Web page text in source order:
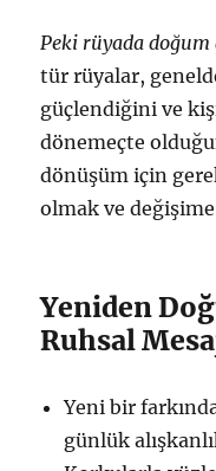
Peki rüyada
tür rüyalar,
güçlendiğini ve
dönemeçte
dönüşüm için
olmak ve
Yeniden
Ruhsal
Yeni bir
günlük